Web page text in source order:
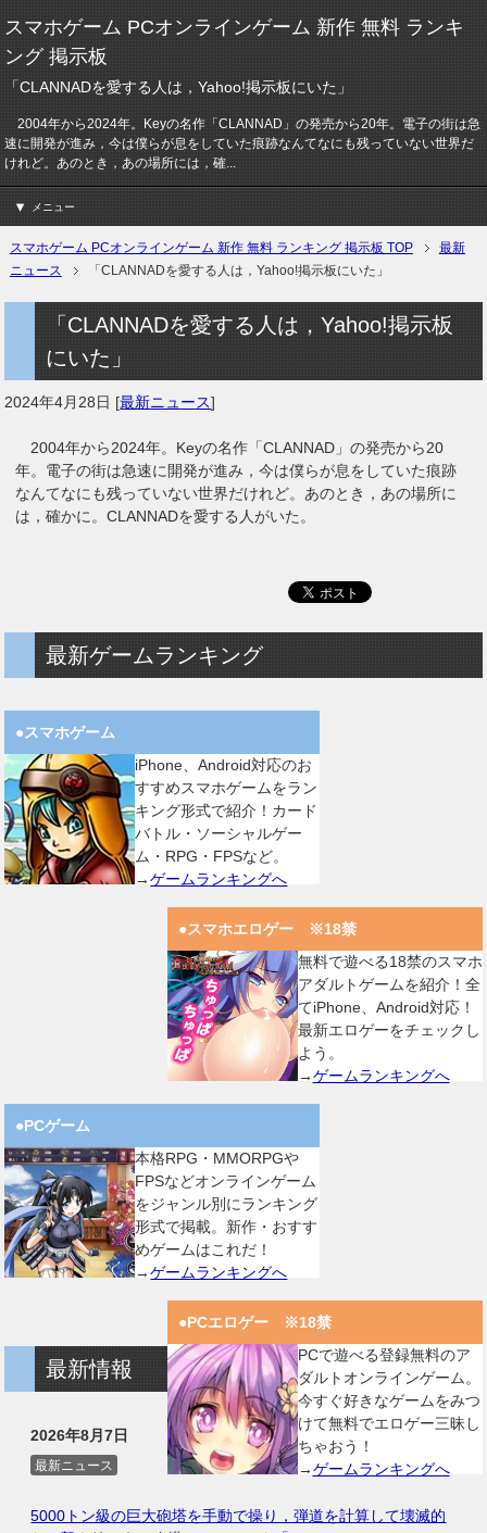
スマホゲーム PCオンラインゲーム 新作 無料 ランキ
ング 掲示板
「CLANNADを愛する人は，Yahoo!掲示板にいた」
2004年から2024年。Keyの名作「CLANNAD」の発売から20年。電子の街は急
速に開発が進み，今は僕らが息をしていた痕跡なんてなにも残っていない世界だ
けれど。あのとき，あの場所には，確...
メニュー
スマホゲーム PCオンラインゲーム 新作 無料 ランキング 掲示板 TOP
最新
ニュース
「CLANNADを愛する人は，Yahoo!掲示板にいた」
「CLANNADを愛する人は，Yahoo!掲示板
にいた」
2024年4月28日 [最新ニュース]
2004年から2024年。Keyの名作「CLANNAD」の発売から20
年。電子の街は急速に開発が進み，今は僕らが息をしていた痕跡
なんてなにも残っていない世界だけれど。あのとき，あの場所に
は，確かに。CLANNADを愛する人がいた。
最新ゲームランキング
●スマホゲーム
iPhone、Android対応のお
すすめスマホゲームをラン
キング形式で紹介！カード
バトル・ソーシャルゲー
ム・RPG・FPSなど。
→ゲームランキングへ
●スマホエロゲー ※18禁
無料で遊べる18禁のスマホ
アダルトゲームを紹介！全
てiPhone、Android対応！
最新エロゲーをチェックし
よう。
→ゲームランキングへ
●PCゲーム
本格RPG・MMORPGや
FPSなどオンラインゲーム
をジャンル別にランキング
形式で掲載。新作・おすす
めゲームはこれだ！
→ゲームランキングへ
●PCエロゲー ※18禁
PCで遊べる登録無料のア
ダルトオンラインゲーム。
今すぐ好きなゲームをみつ
けて無料でエロゲー三昧し
ちゃおう！
→ゲームランキングへ
最新情報
2026年8月7日
最新ニュース
5000トン級の巨大砲塔を手動で操り，弾道を計算して壊滅的